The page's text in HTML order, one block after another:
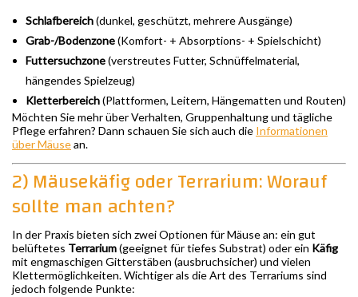
Schlafbereich(dunkel, geschützt, mehrere Ausgänge)
Grab-/Bodenzone(Komfort- + Absorptions- + Spielschicht)
Futtersuchzone(verstreutes Futter, Schnüffelmaterial,
hängendes Spielzeug)
Kletterbereich(Plattformen, Leitern, Hängematten und Routen)
Möchten Sie mehr über Verhalten, Gruppenhaltung und tägliche
Pflege erfahren? Dann schauen Sie sich auch die Informationen
über Mäusean.
2) Mäusekäfig oder Terrarium: Worauf
sollte man achten?
In der Praxis bieten sich zwei Optionen für Mäuse an: ein gut
belüftetes Terrarium(geeignet für tiefes Substrat) oder ein Käfig
mit engmaschigen Gitterstäben (ausbruchsicher) und vielen
Klettermöglichkeiten. Wichtiger als die Art des Terrariums sind
jedoch folgende Punkte: